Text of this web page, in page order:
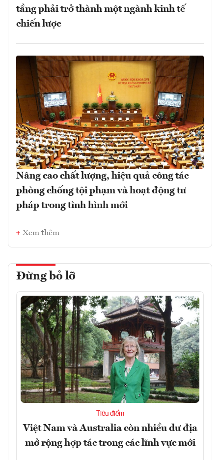
tầng phải trở thành một ngành kinh tế
chiến lược
Nâng cao chất lượng, hiệu quả công tác
phòng chống tội phạm và hoạt động tư
pháp trong tình hình mới
Xem thêm
Đừng bỏ lỡ
Tiêu điểm
Việt Nam và Australia còn nhiều dư địa
mở rộng hợp tác trong các lĩnh vực mới